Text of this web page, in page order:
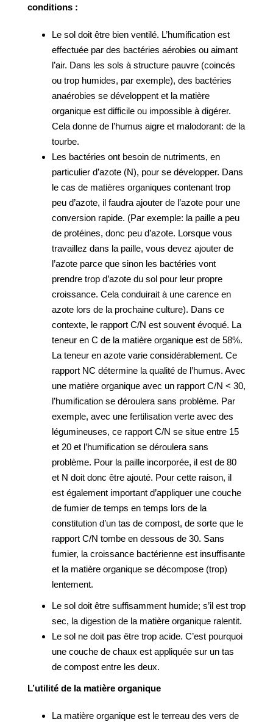
conditions :
Le sol doit être bien ventilé. L’humification est
effectuée par des bactéries aérobies ou aimant
l’air. Dans les sols à structure pauvre (coincés
ou trop humides, par exemple), des bactéries
anaérobies se développent et la matière
organique est difficile ou impossible à digérer.
Cela donne de l’humus aigre et malodorant: de la
tourbe.
Les bactéries ont besoin de nutriments, en
particulier d’azote (N), pour se développer. Dans
le cas de matières organiques contenant trop
peu d’azote, il faudra ajouter de l’azote pour une
conversion rapide. (Par exemple: la paille a peu
de protéines, donc peu d’azote. Lorsque vous
travaillez dans la paille, vous devez ajouter de
l’azote parce que sinon les bactéries vont
prendre trop d’azote du sol pour leur propre
croissance. Cela conduirait à une carence en
azote lors de la prochaine culture). Dans ce
contexte, le rapport C/N est souvent évoqué. La
teneur en C de la matière organique est de 58%.
La teneur en azote varie considérablement. Ce
rapport NC détermine la qualité de l’humus. Avec
une matière organique avec un rapport C/N < 30,
l’humification se déroulera sans problème. Par
exemple, avec une fertilisation verte avec des
légumineuses, ce rapport C/N se situe entre 15
et 20 et l’humification se déroulera sans
problème. Pour la paille incorporée, il est de 80
et N doit donc être ajouté. Pour cette raison, il
est également important d’appliquer une couche
de fumier de temps en temps lors de la
constitution d’un tas de compost, de sorte que le
rapport C/N tombe en dessous de 30. Sans
fumier, la croissance bactérienne est insuffisante
et la matière organique se décompose (trop)
lentement.
Le sol doit être suffisamment humide; s’il est trop
sec, la digestion de la matière organique ralentit.
Le sol ne doit pas être trop acide. C’est pourquoi
une couche de chaux est appliquée sur un tas
de compost entre les deux.
L’utilité de la matière organique
La matière organique est le terreau des vers de